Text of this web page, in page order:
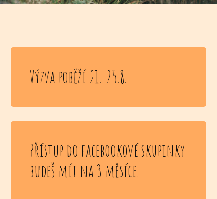
Výzva poběží 21.-25.8.
Přístup do facebookové skupinky
budeš mít na 3 měsíce.